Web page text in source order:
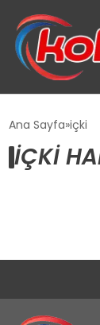
SUWEN’IN
TANYER
Ana Sayfa içki
IÇKI